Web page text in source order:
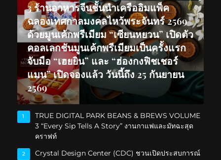
3 ร้านอาหารจีนชั้นนำเครืออิมแพ็ค
ฉลองเทศกาลมงคลไหว้พระจันทร์ 2569
ด้วยมูนเค้กพรีเมียม “เซียนหยวน” เปิดตัว
คอลเลกชันมูนเค้กพรีเมียมเป็นครั้งแรก
จับมือ “เฮยยิน” และ “ฮ่องกงฟิชเชอร์
แมน” เปิดจองแล้ว วันนี้ถึง 25 กันยายน
2569
1
TRUE DIGITAL PARK BEANS & BREWS VOLUME
3 “Every Sip Tells A Story” งานกาแฟและมัทฉะสุด
คราฟท์
2
Crystal Design Center (CDC) ชวนเปิดประสบการณ์